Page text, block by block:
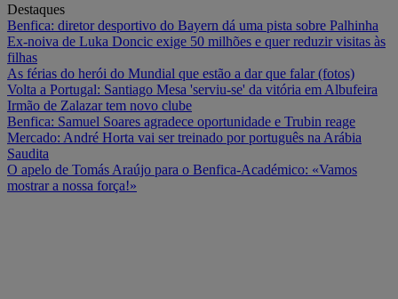
Destaques
Benfica: diretor desportivo do Bayern dá uma pista sobre Palhinha
Ex-noiva de Luka Doncic exige 50 milhões e quer reduzir visitas às
filhas
As férias do herói do Mundial que estão a dar que falar (fotos)
Volta a Portugal: Santiago Mesa 'serviu-se' da vitória em Albufeira
Irmão de Zalazar tem novo clube
Benfica: Samuel Soares agradece oportunidade e Trubin reage
Mercado: André Horta vai ser treinado por português na Arábia
Saudita
O apelo de Tomás Araújo para o Benfica-Académico: «Vamos
mostrar a nossa força!»